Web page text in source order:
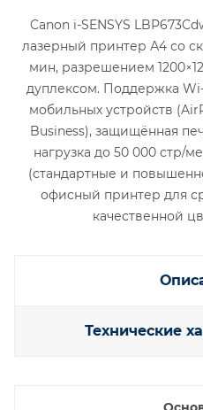
Canon i-SENSYS
лазерный принтер А4 со
мин, разрешением
дуплексом. Поддержка
мобильных устройств
Business), защищённая
нагрузка до 50 000 стр/
(стандартные и
офисный принтер для
качественной
Технические